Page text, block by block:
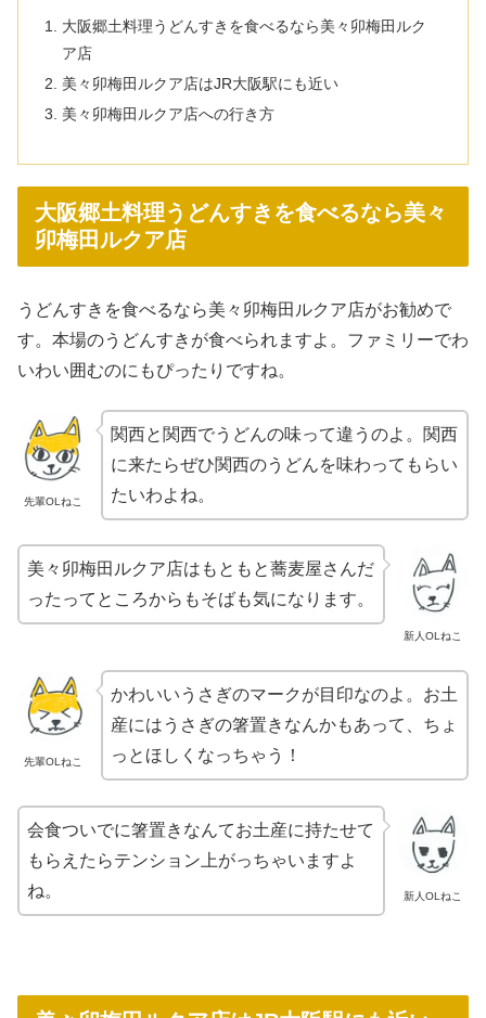
大阪郷土料理うどんすきを食べるなら美々卯梅田ルク
ア店
美々卯梅田ルクア店はJR大阪駅にも近い
美々卯梅田ルクア店への行き方
大阪郷土料理うどんすきを食べるなら美々
卯梅田ルクア店
うどんすきを食べるなら美々卯梅田ルクア店がお勧めで
す。本場のうどんすきが食べられますよ。ファミリーでわ
いわい囲むのにもぴったりですね。
先輩OLねこ
関西と関西でうどんの味って違うのよ。関西
に来たらぜひ関西のうどんを味わってもらい
たいわよね。
新人OLねこ
美々卯梅田ルクア店はもともと蕎麦屋さんだ
ったってところからもそばも気になります。
先輩OLねこ
かわいいうさぎのマークが目印なのよ。お土
産にはうさぎの箸置きなんかもあって、ちょ
っとほしくなっちゃう！
新人OLねこ
会食ついでに箸置きなんてお土産に持たせて
もらえたらテンション上がっちゃいますよ
ね。